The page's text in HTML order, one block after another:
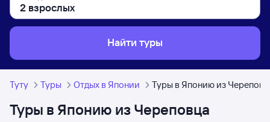
Найти туры
Туту Туры Отдых в Японии Туры в Японию из
Туры в Японию из Череповца